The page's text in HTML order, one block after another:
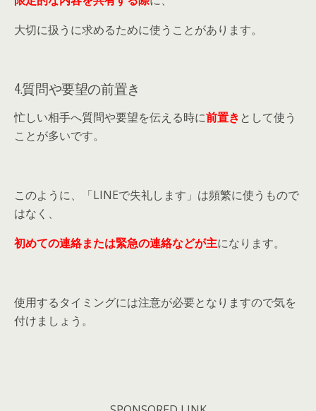
大切に扱うに求めるために使うことがあります。
4.質問や要望の前置き
忙しい相手へ質問や要望を伝える時に前置きとして使う
ことが多いです。
このように、「LINEで失礼します」は頻繁に使うもので
はなく、
初めての連絡または緊急の連絡などが主になります。
使用するタイミングには注意が必要となりますので気を
付けましょう。